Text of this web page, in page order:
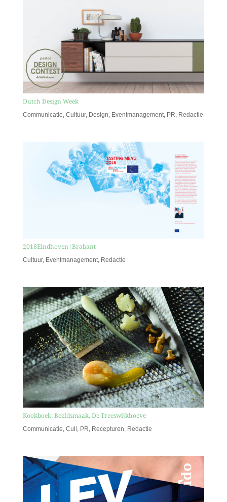
Dutch Design Week
Communicatie, Cultuur, Design, Eventmanagement, PR, Redactie
2018Eindhoven|Brabant
Cultuur, Eventmanagement, Redactie
Kookboek: Beeldsmaak, De Treeswijkhoeve
Communicatie, Culi, PR, Recepturen, Redactie